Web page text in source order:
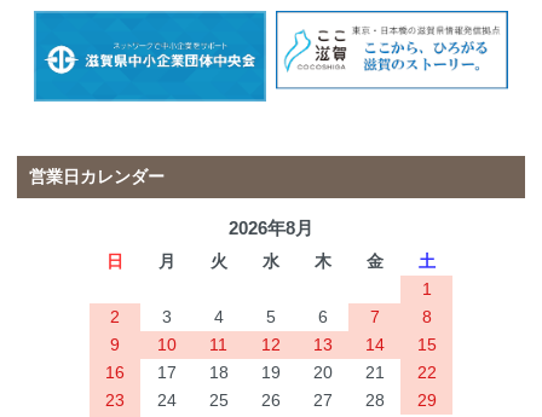
営業日カレンダー
2026年8月
日 月 火 水 木 金
土
1
2
3 4 5 6 7
8
9
10 11 12 13 14
15
16
17 18 19 20 21
22
23
24 25 26 27 28
29